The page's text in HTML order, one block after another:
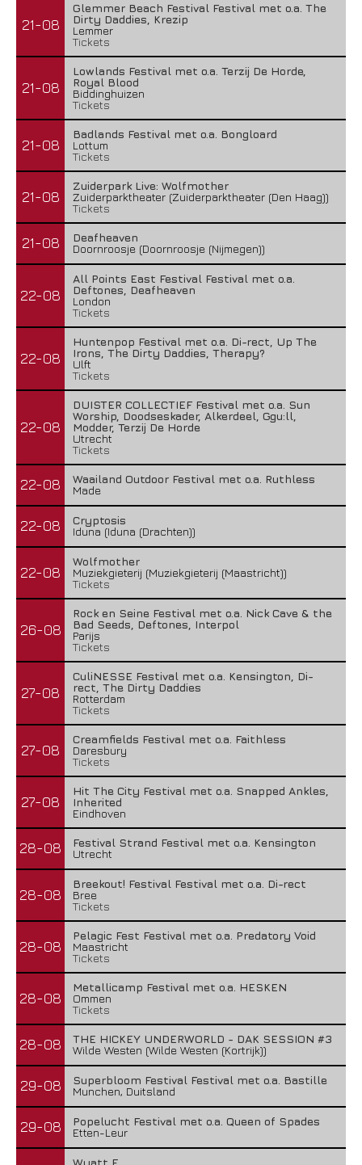
21-08
Glemmer Beach Festival Festival met o.a. The
Dirty Daddies, Krezip
Lemmer
Tickets
21-08
Lowlands Festival met o.a. Terzij De Horde,
Royal Blood
Biddinghuizen
Tickets
21-08
Badlands Festival met o.a. Bongloard
Lottum
Tickets
21-08
Zuiderpark Live: Wolfmother
Zuiderparktheater (Zuiderparktheater (Den Haag))
Tickets
21-08
Deafheaven
Doornroosje (Doornroosje (Nijmegen))
22-08
All Points East Festival Festival met o.a.
Deftones, Deafheaven
London
Tickets
22-08
Huntenpop Festival met o.a. Di-rect, Up The
Irons, The Dirty Daddies, Therapy?
Ulft
Tickets
22-08
DUISTER COLLECTIEF Festival met o.a. Sun
Worship, Doodseskader, Alkerdeel, Ggu:ll,
Modder, Terzij De Horde
Utrecht
Tickets
22-08
Waailand Outdoor Festival met o.a. Ruthless
Made
22-08
Cryptosis
Iduna (Iduna (Drachten))
22-08
Wolfmother
Muziekgieterij (Muziekgieterij (Maastricht))
Tickets
26-08
Rock en Seine Festival met o.a. Nick Cave & the
Bad Seeds, Deftones, Interpol
Parijs
Tickets
27-08
CuliNESSE Festival met o.a. Kensington, Di-
rect, The Dirty Daddies
Rotterdam
Tickets
27-08
Creamfields Festival met o.a. Faithless
Daresbury
Tickets
27-08
Hit The City Festival met o.a. Snapped Ankles,
Inherited
Eindhoven
28-08
Festival Strand Festival met o.a. Kensington
Utrecht
28-08
Breekout! Festival Festival met o.a. Di-rect
Bree
Tickets
28-08
Pelagic Fest Festival met o.a. Predatory Void
Maastricht
Tickets
28-08
Metallicamp Festival met o.a. HESKEN
Ommen
Tickets
28-08
THE HICKEY UNDERWORLD - DAK SESSION #3
Wilde Westen (Wilde Westen (Kortrijk))
29-08
Superbloom Festival Festival met o.a. Bastille
Munchen, Duitsland
29-08
Popelucht Festival met o.a. Queen of Spades
Etten-Leur
Wyatt E.